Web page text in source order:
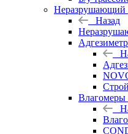
Неразрушающий
Назад
Влагомеры